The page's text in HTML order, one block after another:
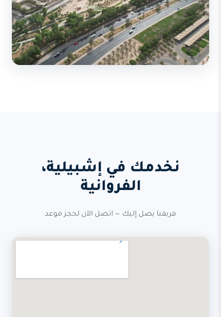
نخدمك في إشبيلية،
الفروانية
فريقنا يصل إليك — اتصل الآن لحجز موعد